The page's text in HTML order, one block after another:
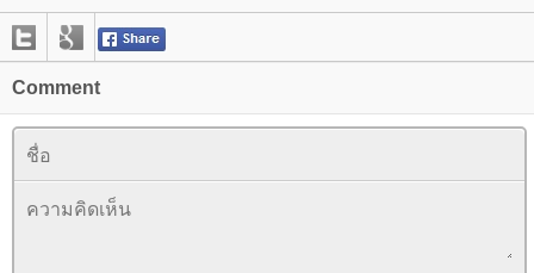
Comment